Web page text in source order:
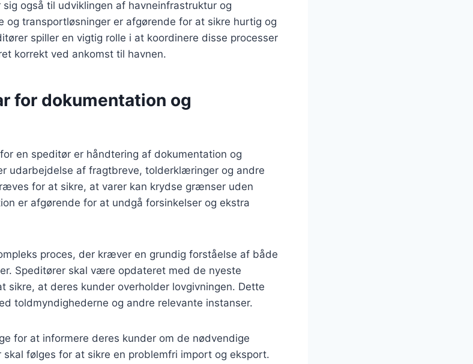
også til udviklingen af havneinfrastruktur og
og transportløsninger er afgørende for at sikre hurtig og
spiller en vigtig rolle i at koordinere disse processer
korrekt ved ankomst til havnen.
for dokumentation og
en speditør er håndtering af dokumentation og
udarbejdelse af fragtbreve, tolderklæringer og andre
for at sikre, at varer kan krydse grænser uden
er afgørende for at undgå forsinkelser og ekstra
proces, der kræver en grundig forståelse af både
Speditører skal være opdateret med de nyeste
sikre, at deres kunder overholder lovgivningen. Dette
toldmyndighederne og andre relevante instanser.
for at informere deres kunder om de nødvendige
følges for at sikre en problemfri import og eksport.